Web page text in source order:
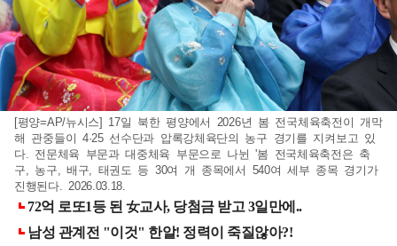
[평양=AP/뉴시스] 17일 북한 평양에서 2026년 봄 전국체육축전이 개막
해 관중들이 4·25 선수단과 압록강체육단의 농구 경기를 지켜보고 있
다. 전문체육 부문과 대중체육 부문으로 나뉜 '봄 전국체육축전은 축
구, 농구, 배구, 태권도 등 30여 개 종목에서 540여 세부 종목 경기가
진행된다. 2026.03.18.